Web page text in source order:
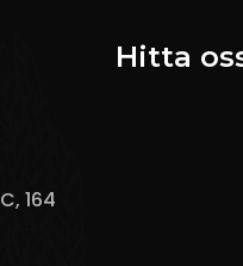
164
Hitta